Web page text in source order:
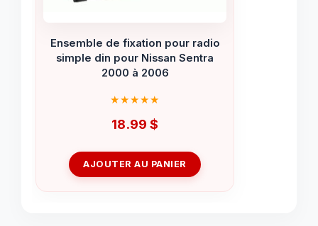
Ensemble de fixation pour radio
simple din pour Nissan Sentra
2000 à 2006
18.99 $
AJOUTER AU PANIER